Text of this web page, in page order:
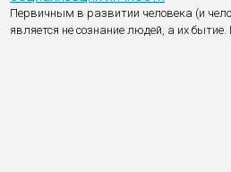
Первичным в развитии человека (и
является не сознание людей, а их